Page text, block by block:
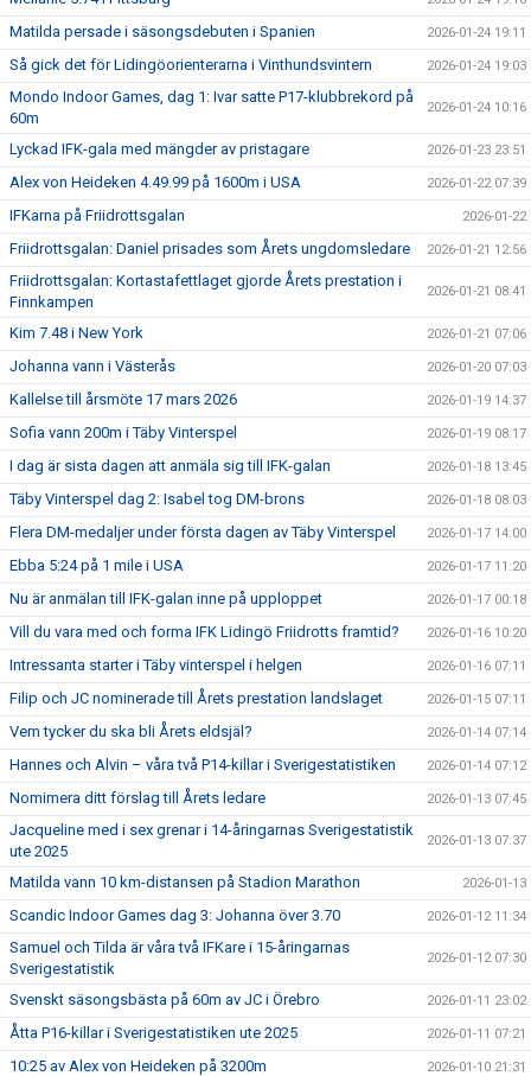
Matilda persade i säsongsdebuten i Spanien 2026-01-24 19:11
Så gick det för Lidingöorienterarna i Vinthundsvintern 2026-01-24 19:03
Mondo Indoor Games, dag 1: Ivar satte P17-klubbrekord på
60m
2026-01-24 10:16
Lyckad IFK-gala med mängder av pristagare 2026-01-23 23:51
Alex von Heideken 4.49.99 på 1600m i USA 2026-01-22 07:39
IFKarna på Friidrottsgalan 2026-01-22
Friidrottsgalan: Daniel prisades som Årets ungdomsledare 2026-01-21 12:56
Friidrottsgalan: Kortastafettlaget gjorde Årets prestation i
Finnkampen
2026-01-21 08:41
Kim 7.48 i New York 2026-01-21 07:06
Johanna vann i Västerås 2026-01-20 07:03
Kallelse till årsmöte 17 mars 2026 2026-01-19 14:37
Sofia vann 200m i Täby Vinterspel 2026-01-19 08:17
I dag är sista dagen att anmäla sig till IFK-galan 2026-01-18 13:45
Täby Vinterspel dag 2: Isabel tog DM-brons 2026-01-18 08:03
Flera DM-medaljer under första dagen av Täby Vinterspel 2026-01-17 14:00
Ebba 5:24 på 1 mile i USA 2026-01-17 11:20
Nu är anmälan till IFK-galan inne på upploppet 2026-01-17 00:18
Vill du vara med och forma IFK Lidingö Friidrotts framtid? 2026-01-16 10:20
Intressanta starter i Täby vinterspel i helgen 2026-01-16 07:11
Filip och JC nominerade till Årets prestation landslaget 2026-01-15 07:11
Vem tycker du ska bli Årets eldsjäl? 2026-01-14 07:14
Hannes och Alvin – våra två P14-killar i Sverigestatistiken 2026-01-14 07:12
Nomimera ditt förslag till Årets ledare 2026-01-13 07:45
Jacqueline med i sex grenar i 14-åringarnas Sverigestatistik
ute 2025
2026-01-13 07:37
Matilda vann 10 km-distansen på Stadion Marathon 2026-01-13
Scandic Indoor Games dag 3: Johanna över 3.70 2026-01-12 11:34
Samuel och Tilda är våra två IFKare i 15-åringarnas
Sverigestatistik
2026-01-12 07:30
Svenskt säsongsbästa på 60m av JC i Örebro 2026-01-11 23:02
Åtta P16-killar i Sverigestatistiken ute 2025 2026-01-11 07:21
10:25 av Alex von Heideken på 3200m 2026-01-10 21:31